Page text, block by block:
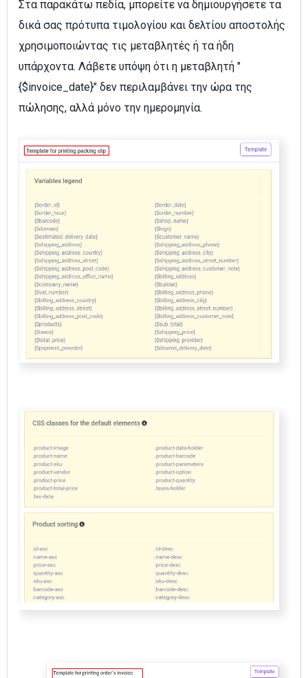
Στα παρακάτω πεδία, μπορείτε να δημιουργήσετε τα
δικά σας πρότυπα τιμολογίου και δελτίου αποστολής
χρησιμοποιώντας τις μεταβλητές ή τα ήδη
υπάρχοντα. Λάβετε υπόψη ότι η μεταβλητή "
{$invoice_date}" δεν περιλαμβάνει την ώρα της
πώλησης, αλλά μόνο την ημερομηνία.